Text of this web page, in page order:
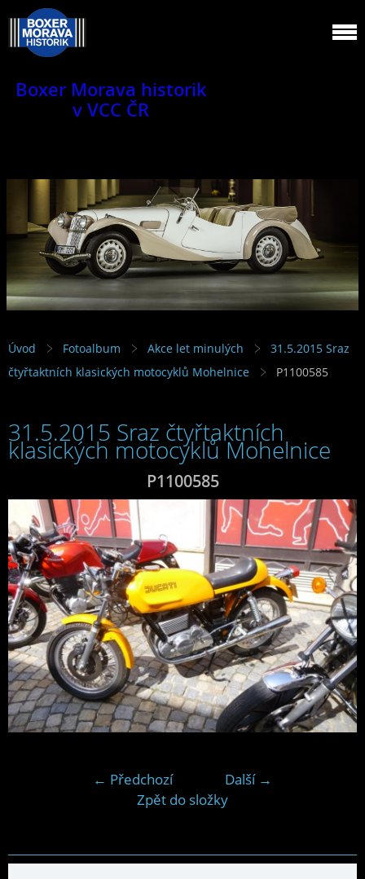
Boxer Morava historik
v VCC ČR
Jsme klub veteránů.
Úvod Fotoalbum Akce let minulých
31.5.2015 Sraz
čtyřtaktních klasických motocyklů Mohelnice
P1100585
31.5.2015 Sraz čtyřtaktních
klasických motocyklů Mohelnice
P1100585
← Předchozí
Další →
Zpět do složky